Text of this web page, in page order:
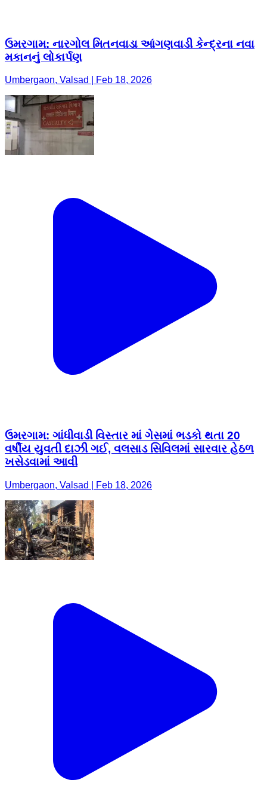
ઉમરગામ: નારગોલ મિતનવાડા આંગણવાડી કેન્દ્રના નવા
મકાનનું લોકાર્પણ
Umbergaon, Valsad | Feb 18, 2026
ઉમરગામ: ગાંધીવાડી વિસ્તાર માં ગેસમાં ભડકો થતા 20
વર્ષીય યુવતી દાઝી ગઈ, વલસાડ સિવિલમાં સારવાર હેઠળ
ખસેડવામાં આવી
Umbergaon, Valsad | Feb 18, 2026